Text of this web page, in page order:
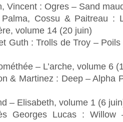
Vincent : Ogres – Sand
Cossu & Paitreau :
volume 14 (20 juin)
Guth : Trolls de Troy –
– L’arche, volume 6
& Martinez : Deep – Alpha
– Elisabeth, volume 1 (6
Georges Lucas : Willow